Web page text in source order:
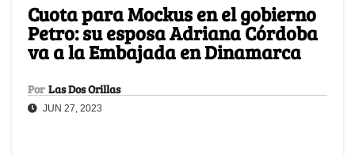
Cuota para Mockus en el gobierno
Petro: su esposa Adriana Córdoba
va a la Embajada en Dinamarca
Por Las Dos Orillas
JUN 27, 2023